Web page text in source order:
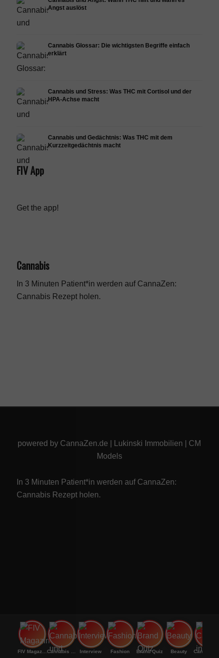
Angst auslöst
Cannabis Glossar: Die wichtigsten Begriffe einfach
erklärt
Cannabis und Stress: Was THC mit Cortisol und der
HPA-Achse macht
Cannabis und Gedächtnis: Was THC mit dem
Kurzzeitgedächtnis macht
FIV App
Get the app!
Cannabis
In 3 Minuten Patient*in werden auf CannaZen:
Cannabis Rezeptholen.
powered by CannaZen.de Lukinski Immobilien
CM
Models
In 3 Minuten Patient*in werden auf CannaZen:
Cannabis Rezeptholen.
FIV Magazine Interview Fashion Brand Quiz Beauty